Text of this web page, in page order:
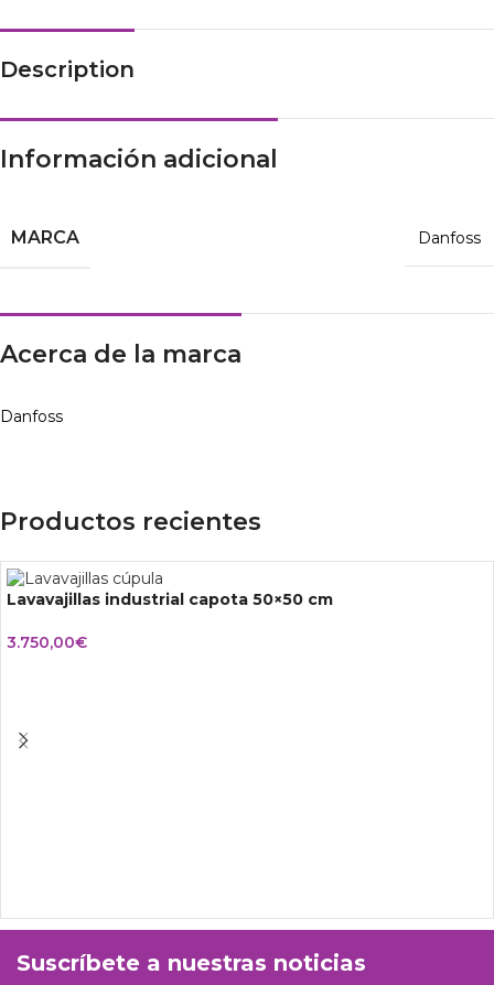
Description
Información adicional
MARCA Danfoss
Acerca de la marca
Danfoss
Productos recientes
Lavavajillas industrial capota 50×50 cm
3.750,00€
Suscríbete a nuestras noticias